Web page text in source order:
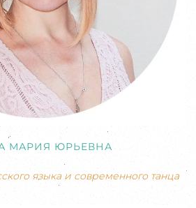
МАРИЯ ЮРЬЕВНА
языка и современного танца